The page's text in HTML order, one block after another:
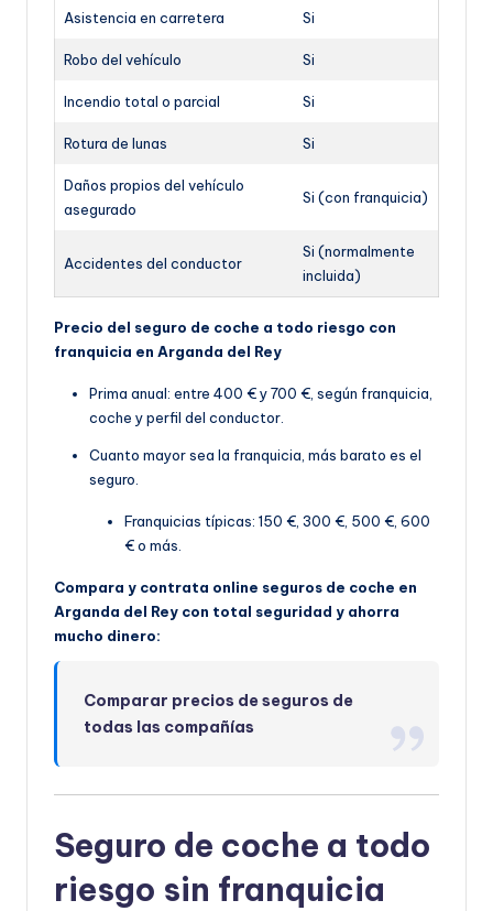
Asistencia en carretera Si
Robo del vehículo Si
Incendio total o parcial Si
Rotura de lunas Si
Daños propios del vehículo
asegurado
Si (con franquicia)
Accidentes del conductor
Si (normalmente
incluida)
Precio del seguro de coche a todo riesgo con
franquicia en Arganda del Rey
Prima anual: entre 400 € y 700 €, según franquicia,
coche y perfil del conductor.
Cuanto mayor sea la franquicia, más barato es el
seguro.
Franquicias típicas: 150 €, 300 €, 500 €, 600
€ o más.
Compara y contrata online seguros de coche en
Arganda del Rey con total seguridad y ahorra
mucho dinero:
Comparar precios de seguros de
todas las compañías
Seguro de coche a todo
riesgo sin franquicia